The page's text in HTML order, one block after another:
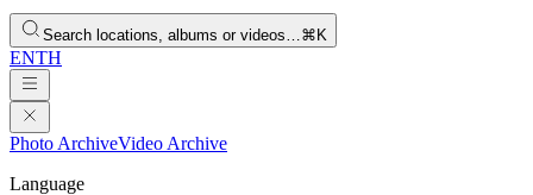
Search locations, albums or videos…⌘K
ENTH
Photo ArchiveVideo Archive
Language